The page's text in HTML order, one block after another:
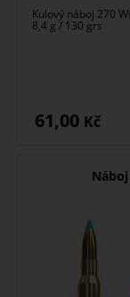
Kulový náboj 270
8,4 g / 130 grs
61,00 Kč
Náboj